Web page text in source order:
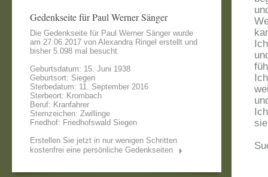
Gedenkseite für Paul Werner Sänger
Die Gedenkseite für Paul Werner Sänger wurde
am 27.06.2017 von Alexandra Ringel erstellt und
bisher 5.098 mal besucht.
Geburtsdatum: 15. Juni 1938
Geburtsort: Siegen
Sterbedatum: 11. September 2016
Sterbeort: Krombach
Beruf: Kranfahrer
Sternzeichen: Zwillinge
Friedhof: Friedhofswald Siegen
Erstellen Sie jetzt in nur wenigen Schritten
kostenfrei eine persönliche Gedenkseiten